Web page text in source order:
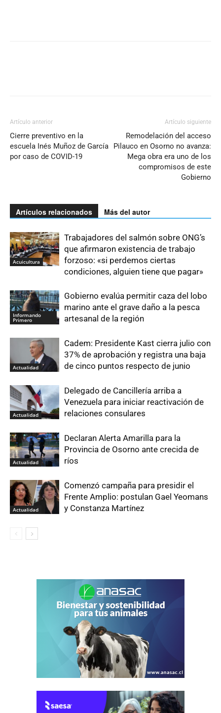
Artículo anterior
Cierre preventivo en la
escuela Inés Muñoz de García
por caso de COVID-19
Artículo siguiente
Remodelación del acceso
Pilauco en Osorno no avanza:
Mega obra era uno de los
compromisos de este
Gobierno
Artículos relacionados Más del autor
Acuicultura
Trabajadores del salmón sobre ONG’s
que afirmaron existencia de trabajo
forzoso: «si perdemos ciertas
condiciones, alguien tiene que pagar»
Informando
Primero
Gobierno evalúa permitir caza del lobo
marino ante el grave daño a la pesca
artesanal de la región
Actualidad
Cadem: Presidente Kast cierra julio con
37% de aprobación y registra una baja
de cinco puntos respecto de junio
Actualidad
Delegado de Cancillería arriba a
Venezuela para iniciar reactivación de
relaciones consulares
Actualidad
Declaran Alerta Amarilla para la
Provincia de Osorno ante crecida de
ríos
Actualidad
Comenzó campaña para presidir el
Frente Amplio: postulan Gael Yeomans
y Constanza Martínez